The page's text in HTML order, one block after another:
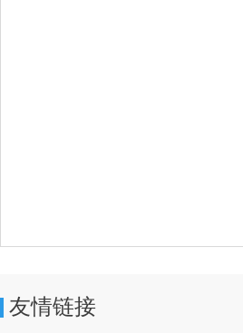
友情链接